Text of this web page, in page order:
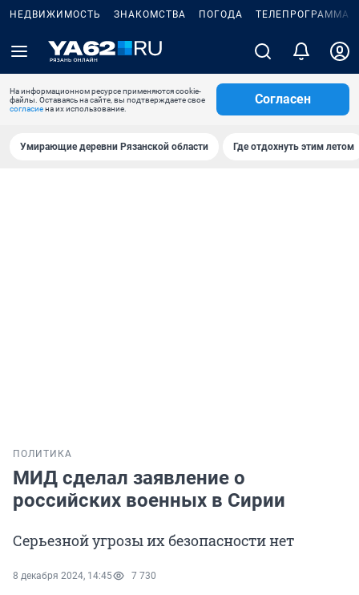
НЕДВИЖИМОСТЬ ЗНАКОМСТВА ПОГОДА ТЕЛЕПРОГРАММА
На информационном ресурсе применяются cookie-
файлы. Оставаясь на сайте, вы подтверждаете свое
согласиена их использование.
Согласен
Умирающие деревни Рязанской области Где отдохнуть этим летом
ПОЛИТИКА
МИД сделал заявление о
российских военных в Сирии
Серьезной угрозы их безопасности нет
8 декабря 2024, 14:45 7 730